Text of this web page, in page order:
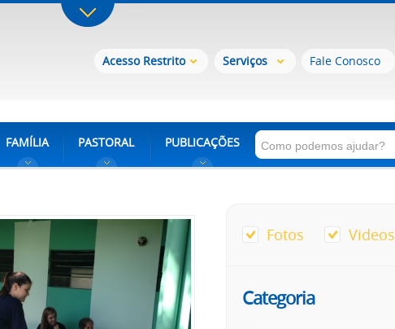
Acesso Restrito Serviços Fale Conosco
FAMÍLIA PASTORAL PUBLICAÇÕES
Fotos Videos
Categoria